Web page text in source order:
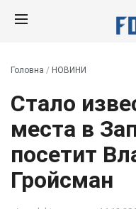
Головна / НОВИНИ
Стало
места в
посетит
Гройсман